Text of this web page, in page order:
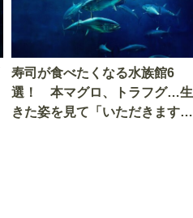
寿司が食べたくなる水族館6
選！ 本マグロ、トラフグ…生
きた姿を見て「いただきます」